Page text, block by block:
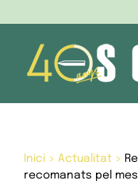
content
Inici> Actualitat>
recomanats pel